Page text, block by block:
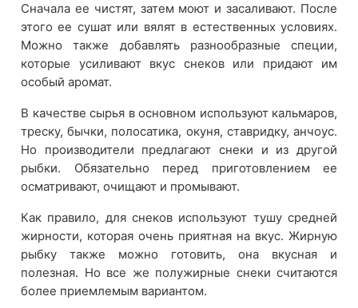
Сначала ее чистят, затем моют и засаливают. После
этого ее сушат или вялят в естественных условиях.
Можно также добавлять разнообразные специи,
которые усиливают вкус снеков или придают им
особый аромат.
В качестве сырья в основном используют кальмаров,
треску, бычки, полосатика, окуня, ставридку, анчоус.
Но производители предлагают снеки и из другой
рыбки. Обязательно перед приготовлением ее
осматривают, очищают и промывают.
Как правило, для снеков используют тушу средней
жирности, которая очень приятная на вкус. Жирную
рыбку также можно готовить, она вкусная и
полезная. Но все же полужирные снеки считаются
более приемлемым вариантом.